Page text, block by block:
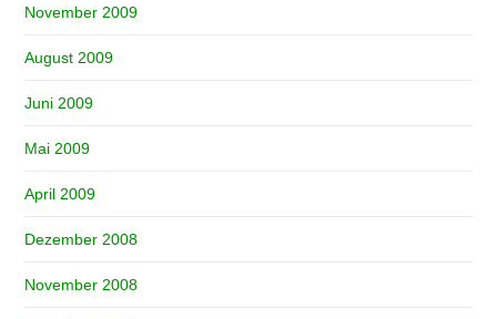
November 2009
August 2009
Juni 2009
Mai 2009
April 2009
Dezember 2008
November 2008